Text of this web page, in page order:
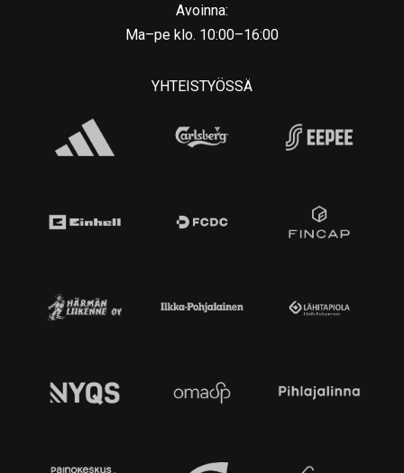
Avoinna:
Ma–pe klo. 10:00–16:00
YHTEISTYÖSSÄ